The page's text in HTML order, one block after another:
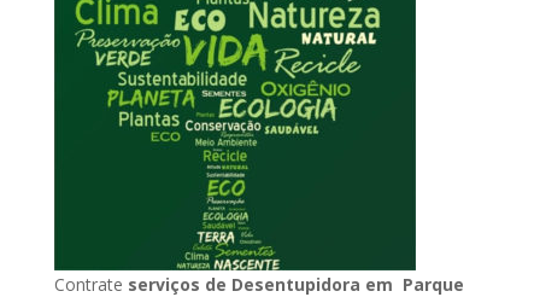
Contrate serviços de Desentupidora em Parque